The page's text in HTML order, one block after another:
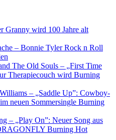
Granny wird 100 Jahre alt
– Bonnie Tyler Rock n Roll
The Old Souls – „First Time
Therapiecouch wird Burning
– „Saddle Up”: Cowboy-
neuen Sommersingle Burning
– „Play On”: Neuer Song aus
Burning Hot